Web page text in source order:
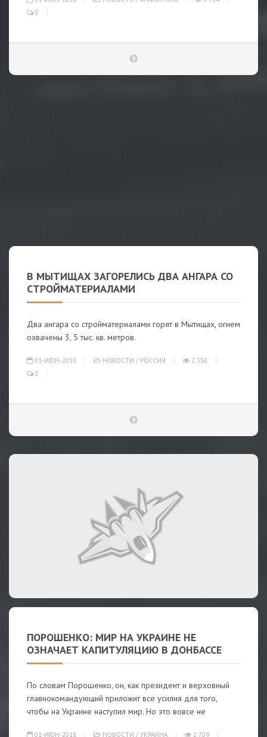
0
В МЫТИЩАХ ЗАГОРЕЛИСЬ ДВА АНГАРА СО
СТРОЙМАТЕРИАЛАМИ
Два ангара со стройматериалами горят в Мытищах, огнем
охвачены 3, 5 тыс. кв. метров.
01-ИЮН-2018 НОВОСТИ / РОССИЯ
2 350
0
ПОРОШЕНКО: МИР НА УКРАИНЕ НЕ
ОЗНАЧАЕТ КАПИТУЛЯЦИЮ В ДОНБАССЕ
По словам Порошенко, он, как президент и верховный
главнокомандующий приложит все усилия для того,
чтобы на Украине наступил мир. Но это вовсе не
01-ИЮН-2018 НОВОСТИ / УКРАИНА 2 709